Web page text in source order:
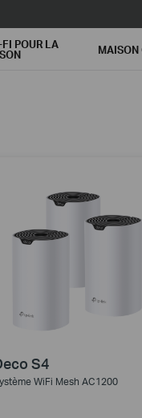
POUR LA MAISON
S4
WiFi Mesh AC1200